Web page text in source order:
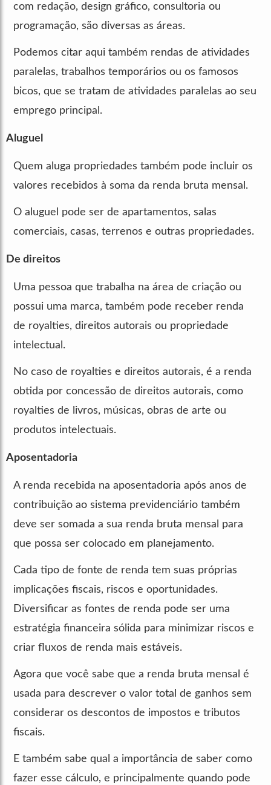
com redação, design gráfico, consultoria ou
programação, são diversas as áreas.
Podemos citar aqui também rendas de atividades
paralelas, trabalhos temporários ou os famosos
bicos, que se tratam de atividades paralelas ao seu
emprego principal.
Aluguel
Quem aluga propriedades também pode incluir os
valores recebidos à soma da renda bruta mensal.
O aluguel pode ser de apartamentos, salas
comerciais, casas, terrenos e outras propriedades.
De direitos
Uma pessoa que trabalha na área de criação ou
possui uma marca, também pode receber renda
de royalties, direitos autorais ou propriedade
intelectual.
No caso de royalties e direitos autorais, é a renda
obtida por concessão de direitos autorais, como
royalties de livros, músicas, obras de arte ou
produtos intelectuais.
Aposentadoria
A renda recebida na aposentadoria após anos de
contribuição ao sistema previdenciário também
deve ser somada a sua renda bruta mensal para
que possa ser colocado em planejamento.
Cada tipo de fonte de renda tem suas próprias
implicações fiscais, riscos e oportunidades.
Diversificar as fontes de renda pode ser uma
estratégia financeira sólida para minimizar riscos e
criar fluxos de renda mais estáveis.
Agora que você sabe que a renda bruta mensal é
usada para descrever o valor total de ganhos sem
considerar os descontos de impostos e tributos
fiscais.
E também sabe qual a importância de saber como
fazer esse cálculo, e principalmente quando pode